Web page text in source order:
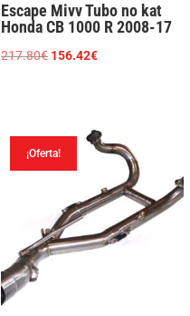
Escape Mivv Tubo no kat
Honda CB 1000 R 2008-17
217.80€ El
217.80€.
156.42€El
156.42€.
¡Oferta!